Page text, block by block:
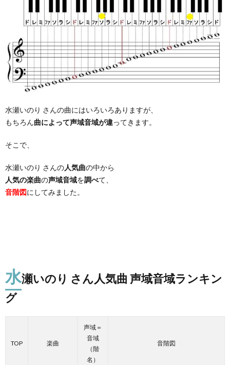
水瀬いのり さんの曲にはいろいろありますが、
もちろん曲によって声域音域が違ってきます。
そこで、
水瀬いのり さんの人気曲の中から
人気の楽曲の声域音域を調べて、
音階図にしてみました。
水瀬いのり さん人気曲 声域音域ランキン
グ
TOP 楽曲
声域＝
音域
（階
名）
音階図